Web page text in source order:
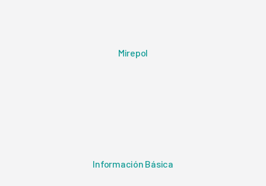
Mirepol
Información Básica